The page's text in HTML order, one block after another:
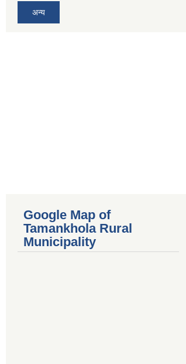
अन्य
Google Map of
Tamankhola Rural
Municipality